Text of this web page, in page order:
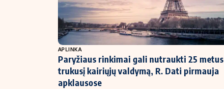
Ekonomika
Politika
NT ir statybos
Laisvalaikis
APLINKA
Paryžiaus rinkimai gali nutraukti 25 metus
trukusį kairiųjų valdymą, R. Dati pirmauja
apklausose